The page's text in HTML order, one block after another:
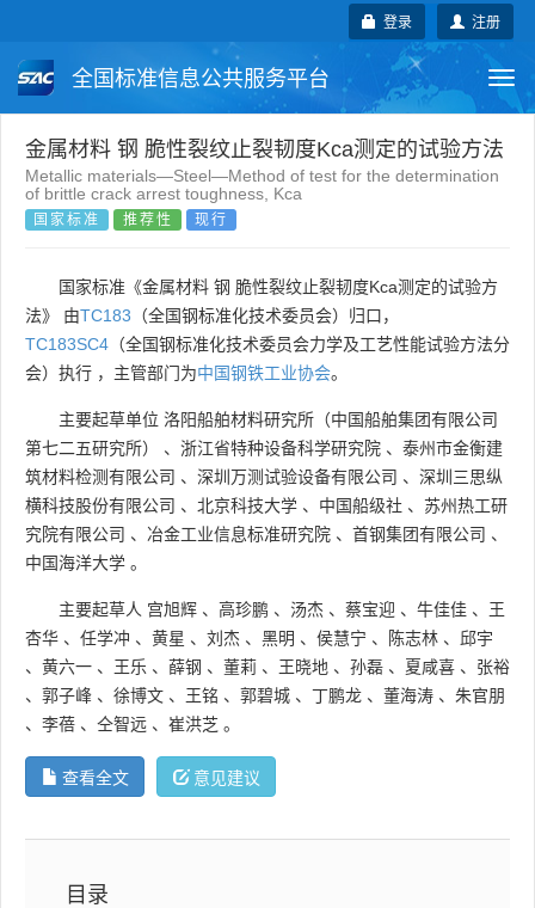
注册
登录
全国标准信息公共服务平台
国家标准 行业标准 地方标准
团体标准 企业标准
金属材料 钢 脆性裂纹止裂韧度Kca测定的试验方法
Metallic materials—Steel—Method of test for the determination
of brittle crack arrest toughness, Kca
国家标准 推荐性 现行
国家标准《金属材料 钢 脆性裂纹止裂韧度Kca测定的试验方
法》 由TC183 （全国钢标准化技术委员会）归口，
TC183SC4 （全国钢标准化技术委员会力学及工艺性能试验方法分
会）执行 ，主管部门为中国钢铁工业协会。
主要起草单位 洛阳船舶材料研究所（中国船舶集团有限公司
第七二五研究所）
、 浙江省特种设备科学研究院 、 泰州市金衡建
筑材料检测有限公司 、 深圳万测试验设备有限公司 、 深圳三思纵
横科技股份有限公司 、 北京科技大学 、 中国船级社 、 苏州热工研
究院有限公司 、 冶金工业信息标准研究院 、 首钢集团有限公司 、
中国海洋大学 。
主要起草人 宫旭辉 、 高珍鹏 、 汤杰 、 蔡宝迎 、 牛佳佳 、 王
杏华 、 任学冲 、 黄星 、 刘杰 、 黑明 、 侯慧宁 、 陈志林 、 邱宇
、 黄六一 、 王乐 、 薛钢 、 董莉 、 王晓地 、 孙磊 、 夏咸喜 、 张裕
、 郭子峰 、 徐博文 、 王铭 、 郭碧城 、 丁鹏龙 、 董海涛 、 朱官朋
、 李蓓 、 仝智远 、 崔洪芝 。
查看全文 意见建议
目录